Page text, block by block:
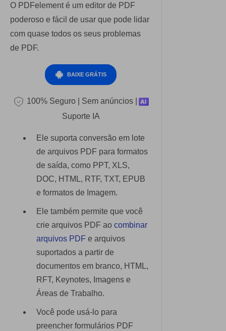
O PDFelement é um editor de PDF
poderoso e fácil de usar que pode lidar
com quase todos os seus problemas
de PDF.
BAIXE GRÁTIS
100% Seguro | Sem anúncios |
Suporte IA
Ele suporta conversão em lote
de arquivos PDF para formatos
de saída, como PPT, XLS,
DOC, HTML, RTF, TXT, EPUB
e formatos de Imagem.
Ele também permite que você
crie arquivos PDF ao combinar
arquivos PDF e arquivos
suportados a partir de
documentos em branco, HTML,
RFT, Keynotes, Imagens e
Áreas de Trabalho.
Você pode usá-lo para
preencher formulários PDF